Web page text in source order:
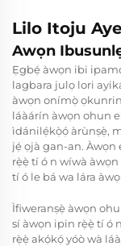
Lilo Itoju
Awọn
Ẹgbẹ́ àwọn ibi
lagbara julọ lori
àwọn onímọ̀
láàárín àwọn ohun
ìdánilẹ́kọ̀ọ́ àrùnṣẹ̀,
jẹ́ ọjà gan-an.
rẹ̀ẹ̀ tí ó n wíwà
tí ó le bá wa lára
Ìfiweranṣẹ̀ àwọn
sí àwọn ipin rẹ̀ẹ̀ tí ó
rẹ̀ẹ̀ akọ́kọ́ yóò wà